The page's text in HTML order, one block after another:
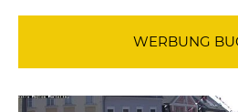
WERBUNG